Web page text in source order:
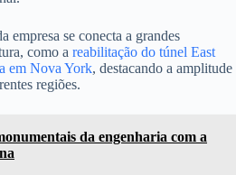
empresa se conecta a grandes
como a reabilitação do túnel East
em Nova York, destacando a amplitude
regiões.
da engenharia com a